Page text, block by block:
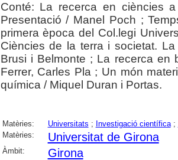
Conté: La recerca en ciències
Presentació / Manel Poch ;
primera època del Col.legi
Ciències de la terra i societat.
Brusi i Belmonte ; La recerca en
Ferrer, Carles Pla ; Un món
química / Miquel Duran i Portas.
Matèries: Universitats ; Investigació científica;
Matèries:
Universitat de Girona
Àmbit: Girona